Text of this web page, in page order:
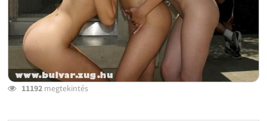
11192megtekintés